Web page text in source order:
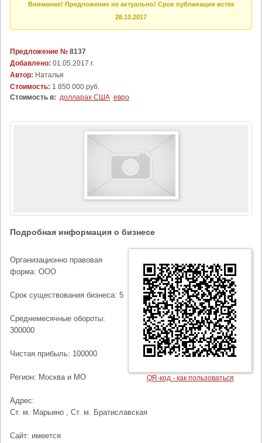
Внимание! Предложение не актуально! Срок публикации истек
28.10.2017
Предложение № 8137
Добавлено: 01.05.2017 г.
Автор: Наталья
Стоимость: 1 850 000 руб.
Стоимость в: долларах США евро
Подробная информация о бизнесе
QR-код - как пользоваться
Организационно правовая
форма: ООО
Срок существования бизнеса: 5
Среднемесячные обороты:
300000
Чистая прибыль: 100000
Регион: Москва и МО
Адрес:
Ст. м. Марьино , Ст. м. Братиславская
Сайт: имеется